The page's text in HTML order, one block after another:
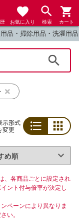
お気に入り 検索 カート
品・掃除用品・洗濯用
示形式
変更
、各商品ごとに設定され
ント付与倍率が決定し
ペーンにより異なりま
い。